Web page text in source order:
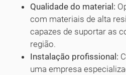
Qualidade do material:
com materiais de alta
capazes de suportar as
região.
Instalação profissional:
uma empresa